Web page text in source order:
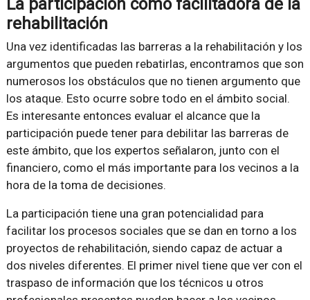
rehabilitación
Una vez identificadas las barreras a la rehabilitación y los
argumentos que pueden rebatirlas, encontramos que son
numerosos los obstáculos que no tienen argumento que
los ataque. Esto ocurre sobre todo en el ámbito social.
Es interesante entonces evaluar el alcance que la
participación puede tener para debilitar las barreras de
este ámbito, que los expertos señalaron, junto con el
financiero, como el más importante para los vecinos a la
hora de la toma de decisiones.
La participación tiene una gran potencialidad para
facilitar los procesos sociales que se dan en torno a los
proyectos de rehabilitación, siendo capaz de actuar a
dos niveles diferentes. El primer nivel tiene que ver con el
traspaso de información que los técnicos u otros